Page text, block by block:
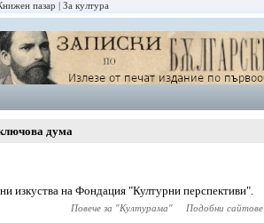
пазар За култура
дума
изкуства на Фондация "Културни перспективи".
Повече за "Културама" Подобни сайтове